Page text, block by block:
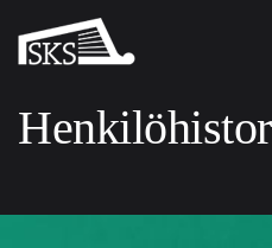
pääsisältöön
Suomalaisen
kirjallisuuden